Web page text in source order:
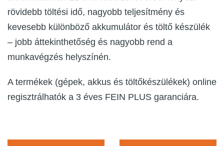
rövidebb töltési idő, nagyobb teljesítmény és
kevesebb különböző akkumulátor és töltő készülék
– jobb áttekinthetőség és nagyobb rend a
munkavégzés helyszínén.
A termékek (gépek, akkus és töltőkészülékek) online
regisztrálhatók a 3 éves FEIN PLUS garanciára.